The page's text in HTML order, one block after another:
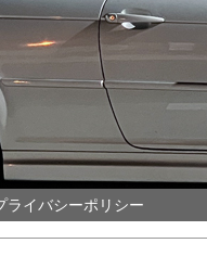
ライバシーポリシー